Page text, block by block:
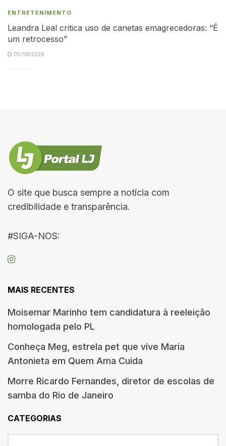
ENTRETENIMENTO
Leandra Leal critica uso de canetas emagrecedoras: “É
um retrocesso”
05/08/2026
O site que busca sempre a notícia com
credibilidade e transparência.
#SIGA-NOS:
MAIS RECENTES
Moisemar Marinho tem candidatura à reeleição
homologada pelo PL
Conheça Meg, estrela pet que vive Maria
Antonieta em Quem Ama Cuida
Morre Ricardo Fernandes, diretor de escolas de
samba do Rio de Janeiro
CATEGORIAS